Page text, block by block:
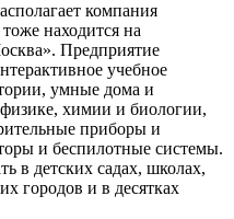
компания
находится на
Предприятие
учебное
умные дома и
химии и биологии,
приборы и
и беспилотные системы.
в детских садах, школах,
городов и в десятках